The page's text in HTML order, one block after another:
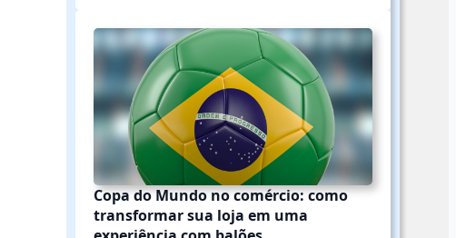
Copa do Mundo no comércio: como
transformar sua loja em uma